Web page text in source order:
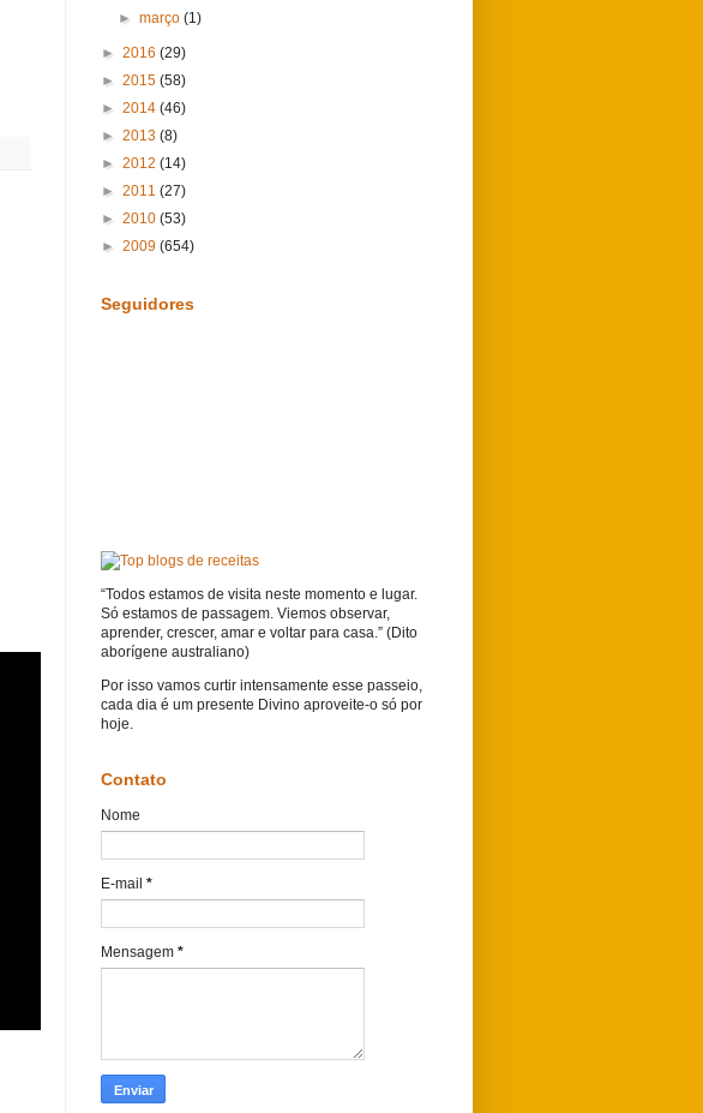
►março(1)
► 2016 (29)
► 2015 (58)
► 2014 (46)
► 2013 (8)
► 2012 (14)
► 2011 (27)
► 2010 (53)
► 2009 (654)
Seguidores
“Todos estamos de visita neste momento e lugar.
Só estamos de passagem. Viemos observar,
aprender, crescer, amar e voltar para casa.” (Dito
aborígene australiano)
Por isso vamos curtir intensamente esse passeio,
cada dia é um presente Divino aproveite-o só por
hoje.
Contato
Nome
E-mail *
Mensagem *